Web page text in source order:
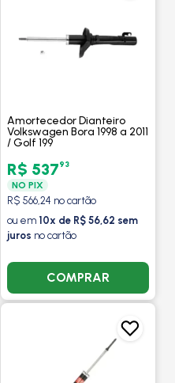
Amortecedor Dianteiro
Volkswagen Bora 1998 a 2011
/ Golf 199
R$ 53793
NO PIX
R$ 566,24 no cartão
ou em 10x de R$ 56,62 sem
juros no cartão
COMPRAR